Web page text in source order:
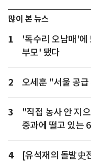
많이 본 뉴스
1
'독수리 오남매'에
부모' 됐다
2 오세훈 "서울 공
3
"직접 농사 안 지
중과에 떨고 있는
4
[유석재의 돌발史